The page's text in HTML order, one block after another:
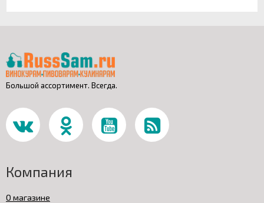
Большой ассортимент. Всегда.
Компания
О магазине